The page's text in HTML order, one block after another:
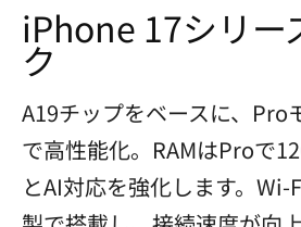
iPhone 17シリー
ク
A19チップをベースに、Pro
で高性能化。RAMはProで
とAI対応を強化します。Wi-